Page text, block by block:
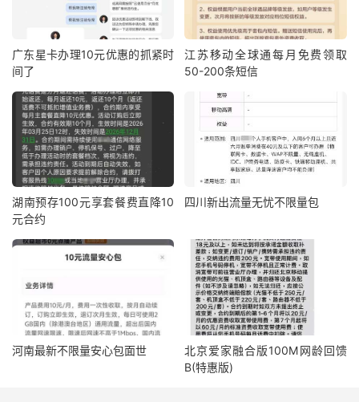
广东星卡办理10元优惠的抓紧时
间了
江苏移动全球通每月免费领取
50-200条短信
湖南预存100元享套餐费直降10
元合约
四川新出流量无忧不限量包
河南最新不限量安心包面世
北京爱家融合版100M网龄回馈
B(特惠版)